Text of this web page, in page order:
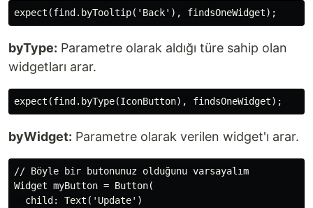
byType: Parametre olarak aldığı türe sahip olan
widgetları arar.
byWidget: Parametre olarak verilen widget'ı arar.
// Böyle bir butonunuz olduğunu varsayalım
Widget myButton = Button(
  child: Text('Update')